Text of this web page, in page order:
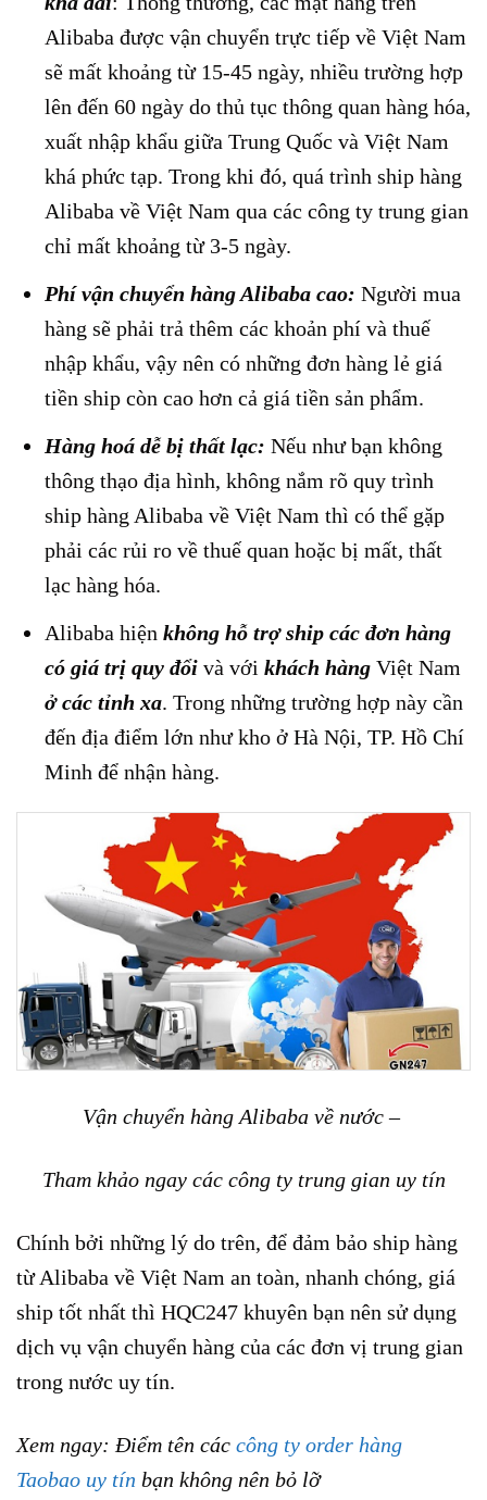
Alibaba được vận chuyển trực tiếp về Việt Nam
sẽ mất khoảng từ 15-45 ngày, nhiều trường hợp
lên đến 60 ngày do thủ tục thông quan hàng hóa,
xuất nhập khẩu giữa Trung Quốc và Việt Nam
khá phức tạp. Trong khi đó, quá trình ship hàng
Alibaba về Việt Nam qua các công ty trung gian
chỉ mất khoảng từ 3-5 ngày.
Phí vận chuyển hàng Alibaba cao: Người mua
hàng sẽ phải trả thêm các khoản phí và thuế
nhập khẩu, vậy nên có những đơn hàng lẻ giá
tiền ship còn cao hơn cả giá tiền sản phẩm.
Hàng hoá dễ bị thất lạc: Nếu như bạn không
thông thạo địa hình, không nắm rõ quy trình
ship hàng Alibaba về Việt Nam thì có thể gặp
phải các rủi ro về thuế quan hoặc bị mất, thất
lạc hàng hóa.
Alibaba hiện không hỗ trợ ship các đơn hàng
có giá trị quy đổi và với khách hàng Việt Nam
ở các tỉnh xa. Trong những trường hợp này cần
đến địa điểm lớn như kho ở Hà Nội, TP. Hồ Chí
Minh để nhận hàng.
Vận chuyển hàng Alibaba về nước –
Tham khảo ngay các công ty trung gian uy tín
Chính bởi những lý do trên, để đảm bảo ship hàng
từ Alibaba về Việt Nam an toàn, nhanh chóng, giá
ship tốt nhất thì HQC247 khuyên bạn nên sử dụng
dịch vụ vận chuyển hàng của các đơn vị trung gian
trong nước uy tín.
Xem ngay: Điểm tên các công ty order hàng
Taobao uy tín bạn không nên bỏ lỡ